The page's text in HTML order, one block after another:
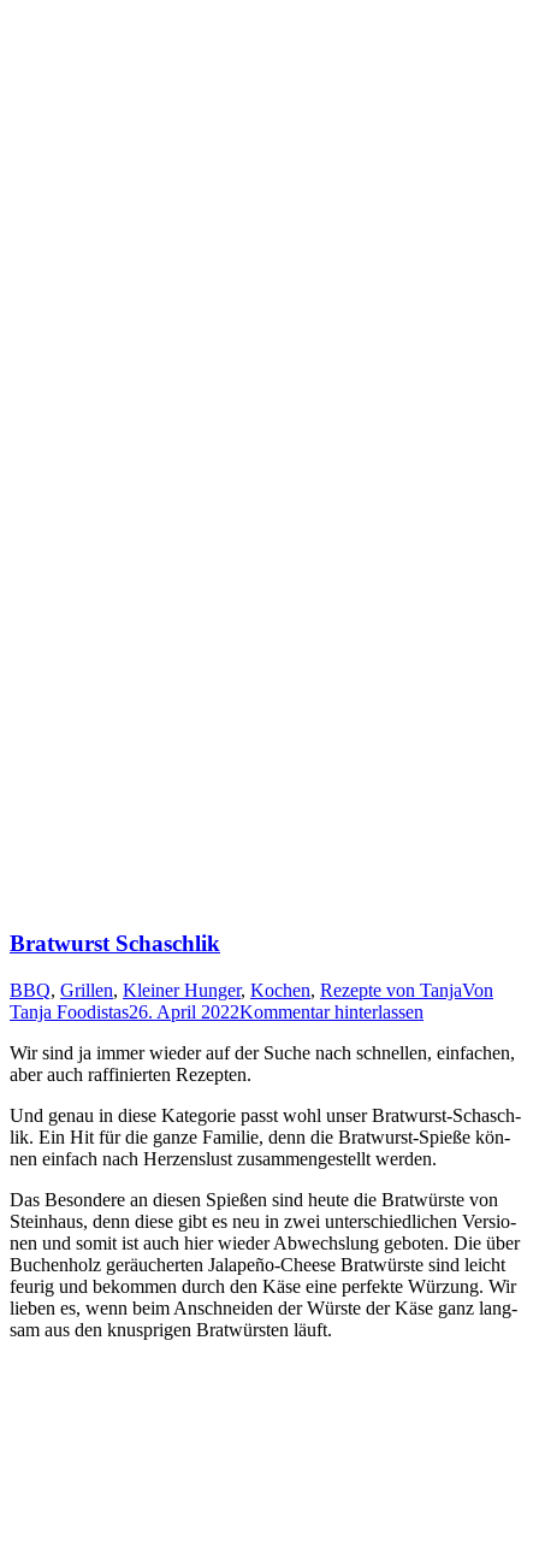
Bratwurst Schaschlik
BBQ, Grillen, Kleiner Hunger, Kochen, Rezepte von TanjaVon
Tanja Foodistas26. April 2022Kommentar hinterlassen
Wir sind ja immer wie­der auf der Suche nach schnel­len, ein­fa­chen,
aber auch raf­fi­nier­ten Rezepten.
Und genau in die­se Kate­go­rie passt wohl unser Brat­wurst-Schasch­
lik. Ein Hit für die gan­ze Fami­lie, denn die Brat­wurst-Spie­ße kön­
nen ein­fach nach Her­zens­lust zusam­men­ge­stellt werden.
Das Beson­de­re an die­sen Spie­ßen sind heu­te die Brat­würs­te von
Stein­haus, denn die­se gibt es neu in zwei unter­schied­li­chen Ver­sio­
nen und somit ist auch hier wie­der Abwechs­lung gebo­ten. Die über
Buchen­holz geräu­cher­ten Jala­pe­ño-Cheese Brat­würs­te sind leicht
feu­rig und bekom­men durch den Käse eine per­fek­te Wür­zung. Wir
lie­ben es, wenn beim Anschnei­den der Würs­te der Käse ganz lang­
sam aus den knusp­ri­gen Brat­würs­ten läuft.